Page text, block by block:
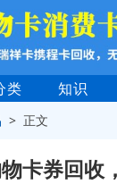
类 知识
> 正文
卡券回收